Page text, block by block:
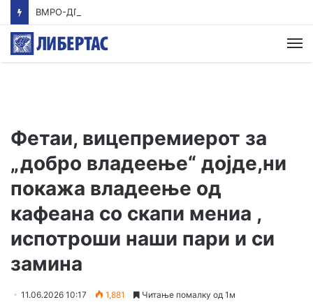
Фетаи, вицепремиерот за
„добро владеење“ дојде,ни
покажа владеење од
кафеана со скапи мениа ,
испотроши наши пари и си
замина
11.06.2026 10:17 1,881 Читање помалку од 1м